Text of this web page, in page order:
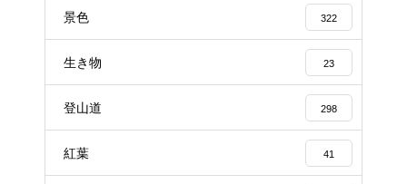
景色 322
生き物 23
登山道 298
紅葉 41